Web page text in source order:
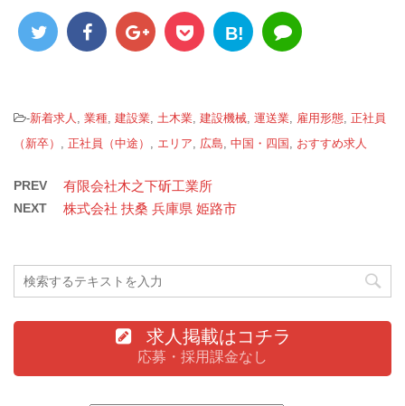
B!
-新着求人 業種 建設業 土木業 建設機械 運送業 雇用形態 正社員
（新卒）
正社員（中途） エリア 広島 中国・四国 おすすめ求人
PREV 有限会社木之下斫工業所
NEXT 株式会社 扶桑 兵庫県 姫路市
求人掲載はコチラ
応募・採用課金なし